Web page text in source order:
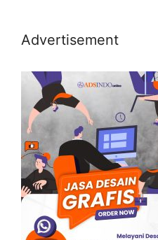
Advertisement